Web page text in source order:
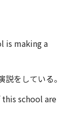
is making a
をしている。
school are